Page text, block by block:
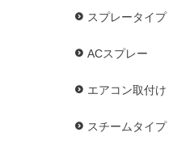
スプレータイプ
ACスプレー
エアコン取付け
スチームタイプ